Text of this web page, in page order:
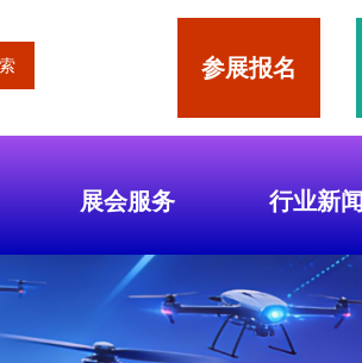
参展报名
展会服务 行业新闻